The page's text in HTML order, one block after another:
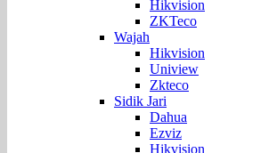
Hikvision
ZKTeco
Wajah
Hikvision
Uniview
Zkteco
Sidik Jari
Dahua
Ezviz
Hikvision